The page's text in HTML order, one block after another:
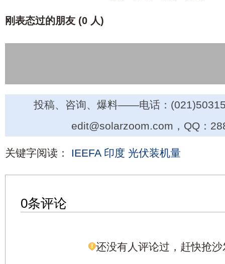
刚表态过的朋友 (0 人)
投稿、咨询、爆料——电话：
edit@solarzoom.com，QQ：
关键字阅读： IEEFA 印度 光伏装机量
0条评论
还没有人评论过，赶快抢沙